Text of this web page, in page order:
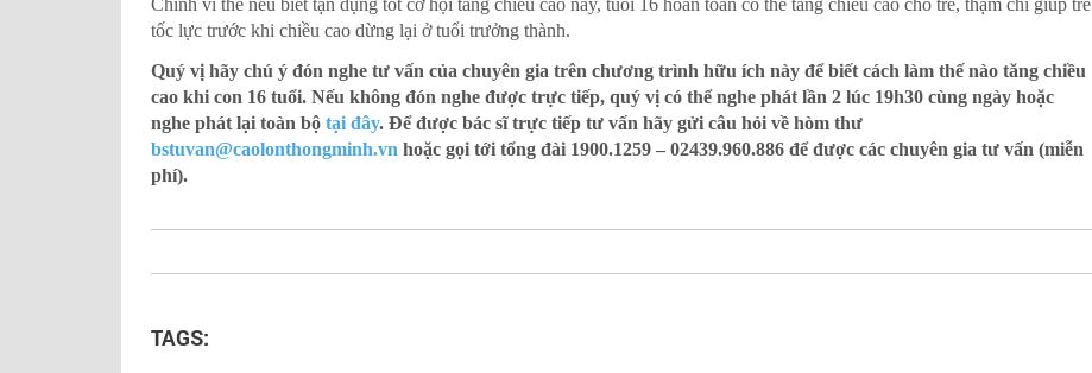
Chính vì thế nếu biết tận dụng tốt cơ hội tăng chiều cao này, tuổi 16 hoàn toàn có thể tăng chiều cao cho trẻ, thậm chí giúp trẻ
tốc lực trước khi chiều cao dừng lại ở tuổi trưởng thành.
Quý vị hãy chú ý đón nghe tư vấn của chuyên gia trên chương trình hữu ích này để biết cách làm thế nào tăng chiều
cao khi con 16 tuổi. Nếu không đón nghe được trực tiếp, quý vị có thể nghe phát lần 2 lúc 19h30 cùng ngày hoặc
nghe phát lại toàn bộ tại đây. Để được bác sĩ trực tiếp tư vấn hãy gửi câu hỏi về hòm thư
bstuvan@caolonthongminh.vn hoặc gọi tới tổng đài 1900.1259 – 02439.960.886 để được các chuyên gia tư vấn (miễn
phí).
TAGS: